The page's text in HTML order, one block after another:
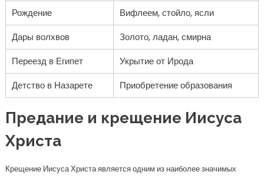
Рождение
Вифлеем, стойло, ясли
Дары волхвов
Золото, ладан, смирна
Переезд в Египет
Укрытие от Ирода
Детство в Назарете
Приобретение образования
Предание и крещение Иисуса
Христа
Крещение Иисуса Христа является одним из наиболее значимых